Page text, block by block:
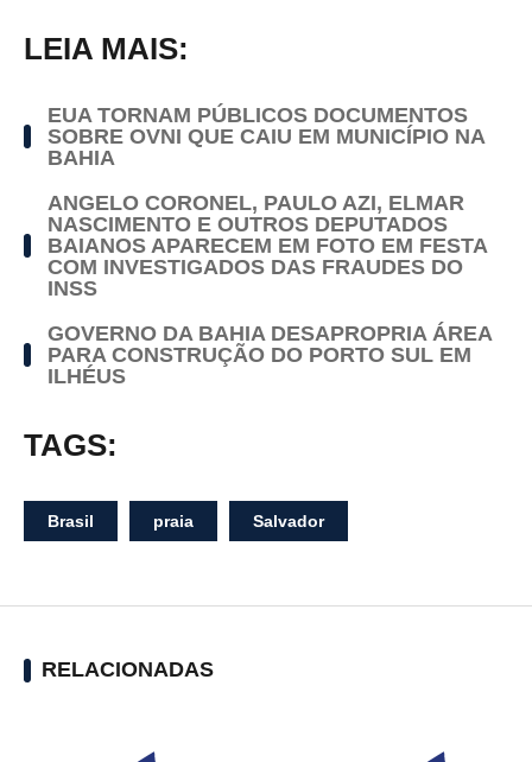
LEIA MAIS:
EUA TORNAM PÚBLICOS DOCUMENTOS
SOBRE OVNI QUE CAIU EM MUNICÍPIO NA
BAHIA
ANGELO CORONEL, PAULO AZI, ELMAR
NASCIMENTO E OUTROS DEPUTADOS
BAIANOS APARECEM EM FOTO EM FESTA
COM INVESTIGADOS DAS FRAUDES DO
INSS
GOVERNO DA BAHIA DESAPROPRIA ÁREA
PARA CONSTRUÇÃO DO PORTO SUL EM
ILHÉUS
TAGS:
Brasil praia Salvador
RELACIONADAS